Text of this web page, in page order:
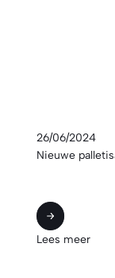
26/06/2024
Nieuwe
Lees meer